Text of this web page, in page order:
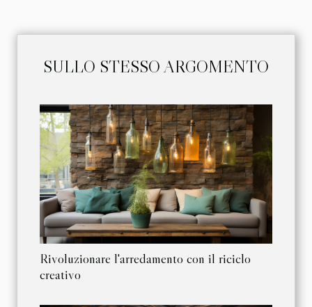
SULLO STESSO ARGOMENTO
Rivoluzionare l'arredamento con il riciclo
creativo